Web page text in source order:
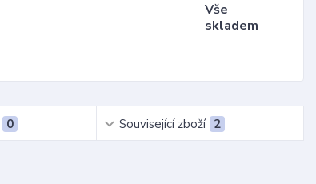
Vše
skladem
0 Související zboží 2